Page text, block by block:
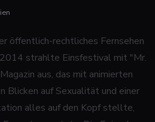
öffentlich-rechtliches Fernsehen
strahlte Einsfestival mit "Mr.
aus, das mit animierten
Blicken auf Sexualität und einer
alles auf den Kopf stellte,